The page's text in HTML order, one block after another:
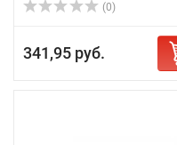
(0)
341,95 руб.